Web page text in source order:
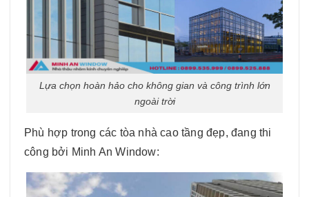
Lựa chọn hoàn hảo cho không gian và công trình lớn
ngoài trời
Phù hợp trong các tòa nhà cao tầng đẹp, đang thi
công bởi Minh An Window: